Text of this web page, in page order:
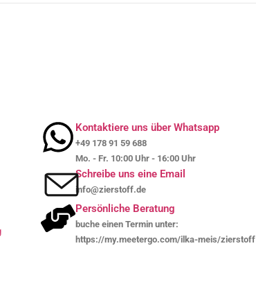
Kontaktiere uns über Whatsapp
+49 178 91 59 688
Mo. - Fr. 10:00 Uhr - 16:00 Uhr
Schreibe uns eine Email
info@zierstoff.de
Persönliche Beratung
buche einen Termin unter:
https://my.meetergo.com/ilka-meis/zierstoff